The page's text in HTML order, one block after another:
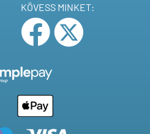
KÖVESS MINKET: